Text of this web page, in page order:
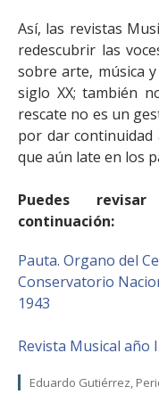
Así, las revistas
redescubrir las
sobre arte, música
siglo XX; también
rescate no es un
por dar continuidad
que aún late en los
Puedes
continuación:
Pauta. Organo del
Conservatorio
1943
Revista Musical año
Eduardo Gutiérrez,